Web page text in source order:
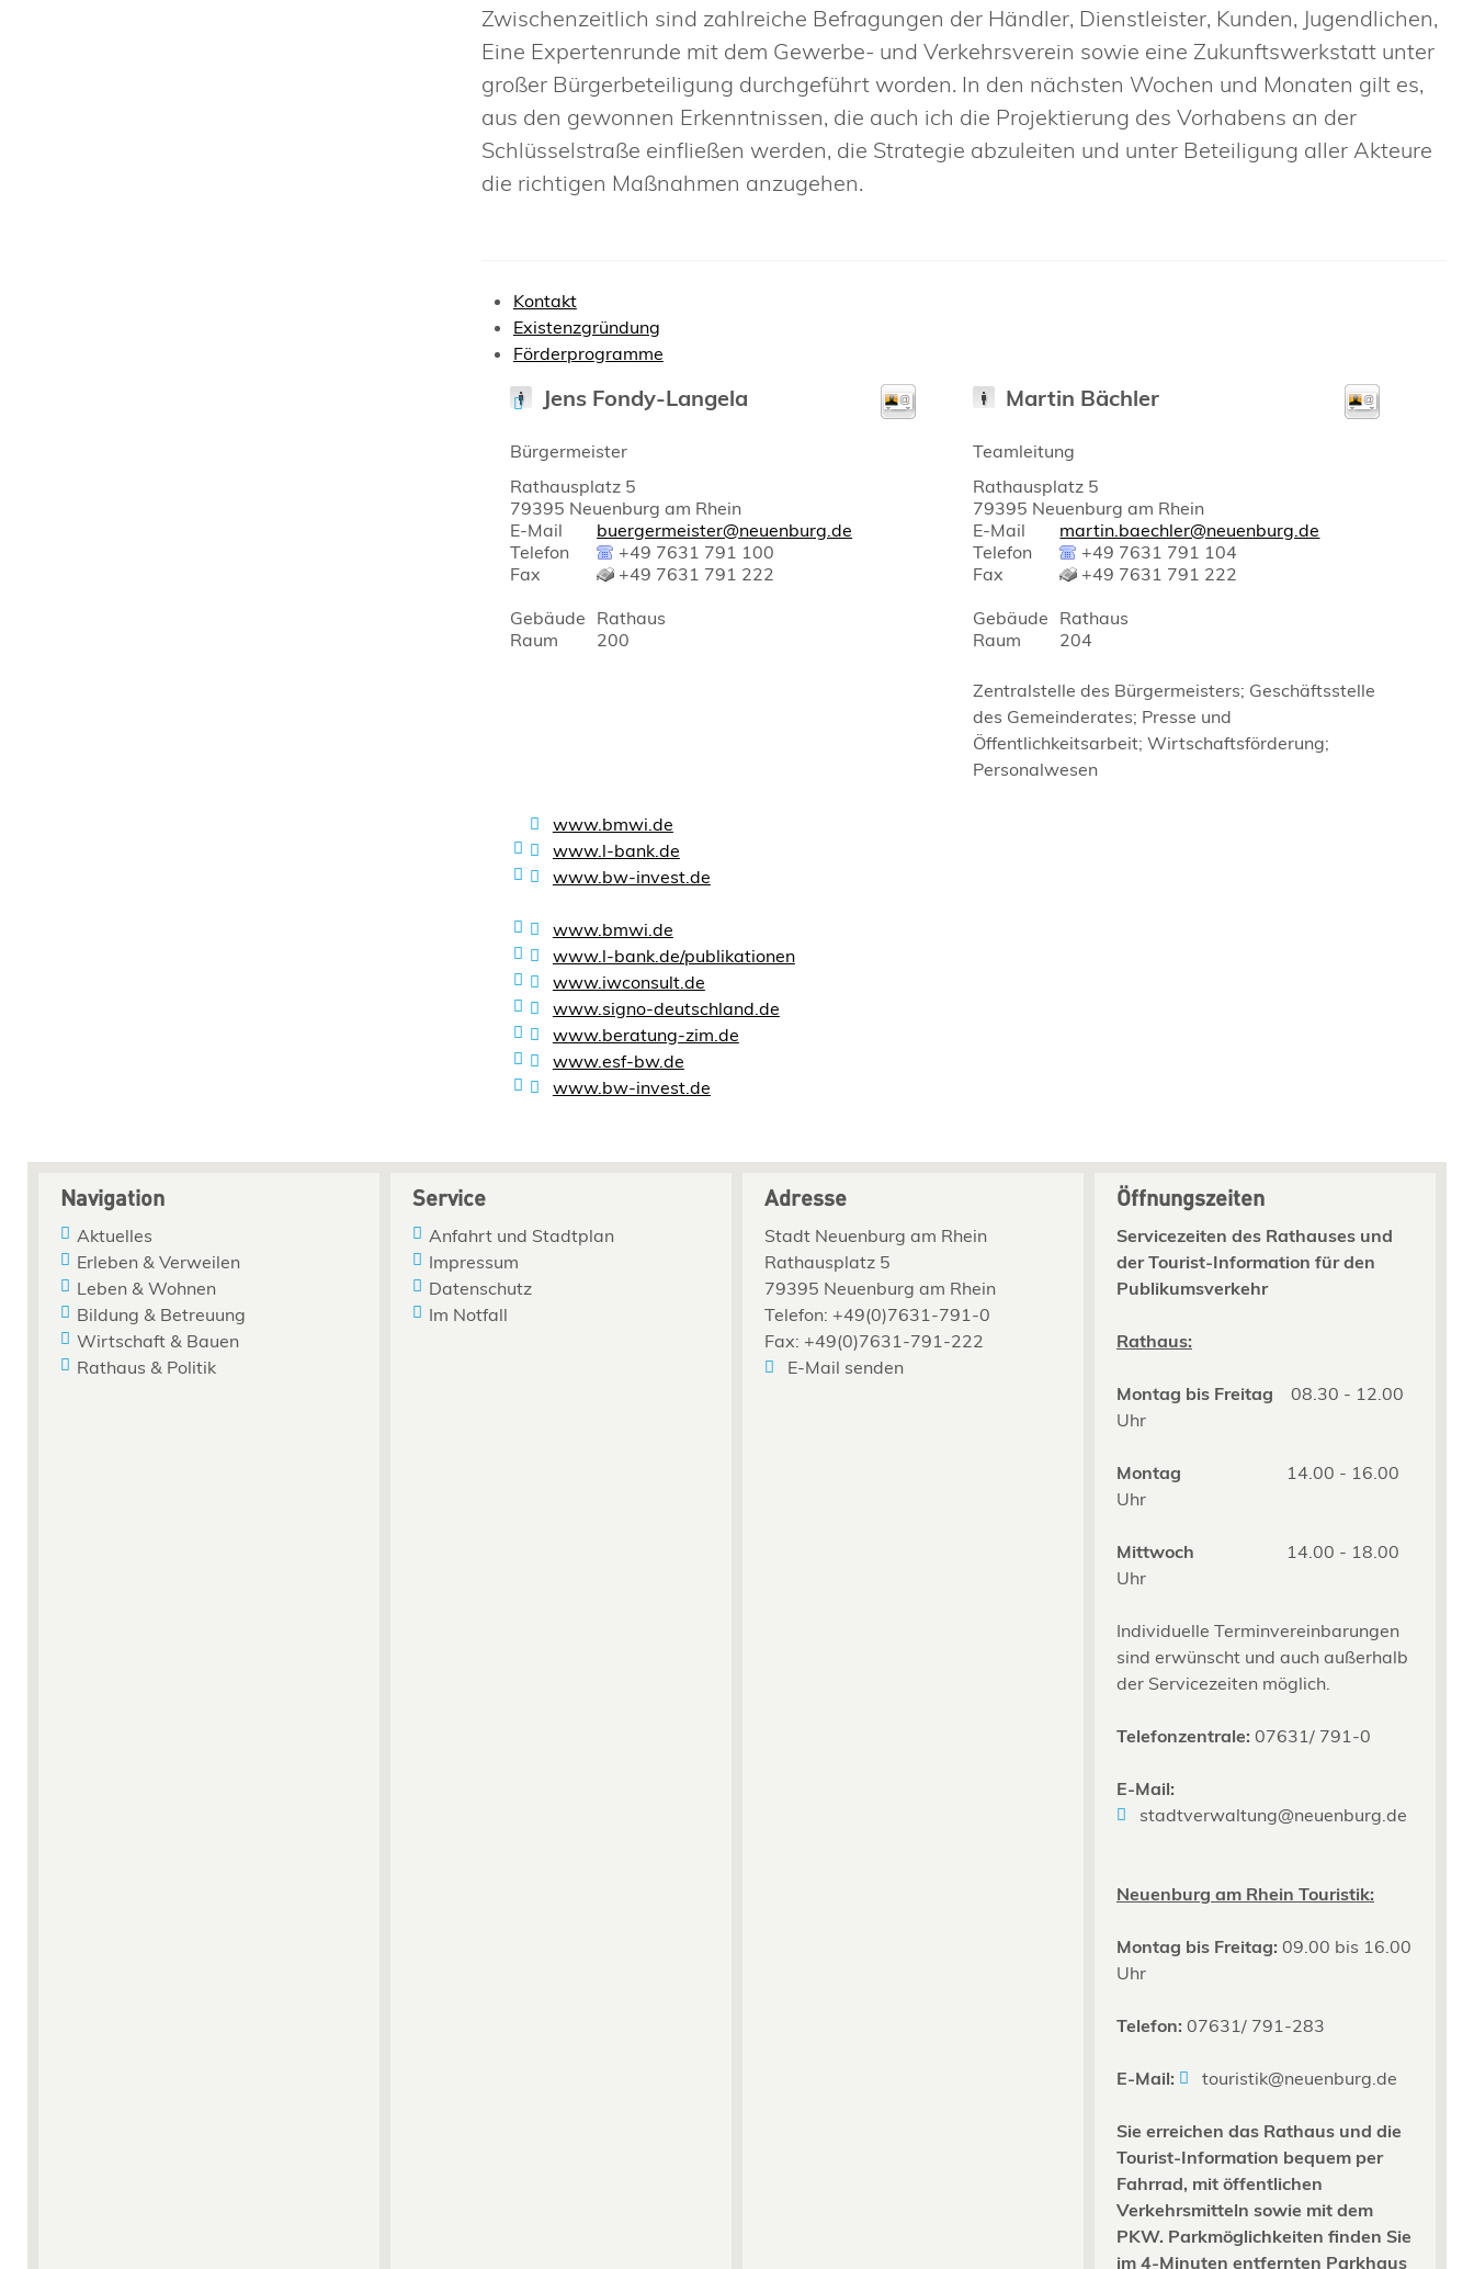
Zwischenzeitlich sind zahlreiche Befragungen der Händler, Dienstleister, Kunden, Jugendlichen,
Eine Expertenrunde mit dem Gewerbe- und Verkehrsverein sowie eine Zukunftswerkstatt unter
großer Bürgerbeteiligung durchgeführt worden. In den nächsten Wochen und Monaten gilt es,
aus den gewonnen Erkenntnissen, die auch ich die Projektierung des Vorhabens an der
Schlüsselstraße einfließen werden, die Strategie abzuleiten und unter Beteiligung aller Akteure
die richtigen Maßnahmen anzugehen.
Kontakt
Existenzgründung
Förderprogramme
Jens Fondy-Langela
Bürgermeister
Rathausplatz 5
79395 Neuenburg am Rhein
E-Mail
buergermeister@neuenburg.de
Telefon
+49 7631 791 100
Fax
+49 7631 791 222
Gebäude Rathaus
Raum
200
Martin Bächler
Teamleitung
Rathausplatz 5
79395 Neuenburg am Rhein
E-Mail
martin.baechler@neuenburg.de
Telefon
+49 7631 791 104
Fax
+49 7631 791 222
Gebäude Rathaus
Raum
204
Zentralstelle des Bürgermeisters; Geschäftsstelle
des Gemeinderates; Presse und
Öffentlichkeitsarbeit; Wirtschaftsförderung;
Personalwesen
www.bmwi.de
www.l-bank.de
www.bw-invest.de
www.bmwi.de
www.l-bank.de/publikationen
www.iwconsult.de
www.signo-deutschland.de
www.beratung-zim.de
www.esf-bw.de
www.bw-invest.de
Navigation
Aktuelles
Erleben & Verweilen
Leben & Wohnen
Bildung & Betreuung
Wirtschaft & Bauen
Rathaus & Politik
Service
Anfahrt und Stadtplan
Impressum
Datenschutz
Im Notfall
Adresse
Stadt Neuenburg am Rhein
Rathausplatz 5
79395 Neuenburg am Rhein
Telefon: +49(0)7631-791-0
Fax: +49(0)7631-791-222
E-Mail senden
Öffnungszeiten
Servicezeiten des Rathauses und
der Tourist-Information für den
Publikumsverkehr
Rathaus:
Montag bis Freitag 08.30 - 12.00
Uhr
Montag
14.00 - 16.00
Uhr
Mittwoch
14.00 - 18.00
Uhr
Individuelle Terminvereinbarungen
sind erwünscht und auch außerhalb
der Servicezeiten möglich.
Telefonzentrale: 07631/ 791-0
E-Mail:
stadtverwaltung@neuenburg.de
Neuenburg am Rhein Touristik:
Montag bis Freitag: 09.00 bis 16.00
Uhr
Telefon: 07631/ 791-283
E-Mail: touristik@neuenburg.de
Sie erreichen das Rathaus und die
Tourist-Information bequem per
Fahrrad, mit öffentlichen
Verkehrsmitteln sowie mit dem
PKW. Parkmöglichkeiten finden Sie
im 4-Minuten entfernten Parkhaus